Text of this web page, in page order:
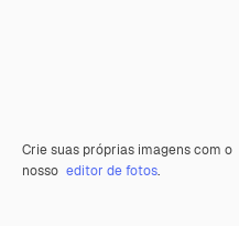
Crie suas próprias imagens com o
nosso editor de fotos.